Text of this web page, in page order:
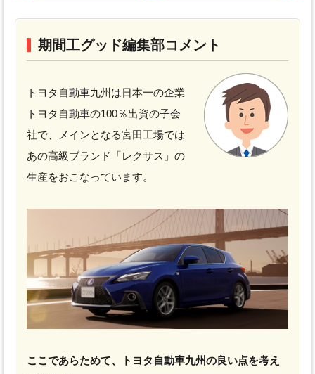
期間工グッド編集部コメント
トヨタ自動車九州は日本一の企業
トヨタ自動車の100％出資の子会
社で、メインとなる宮田工場では
あの高級ブランド「レクサス」の
生産をおこなっています。
ここであらためて、トヨタ自動車九州の良い点を考え